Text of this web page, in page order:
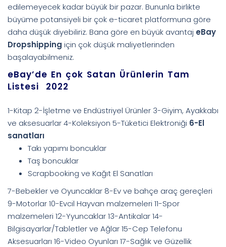
edilemeyecek kadar büyük bir pazar. Bununla birlikte
büyüme potansiyeli bir çok e-ticaret platformuna göre
daha düşük diyebiliriz. Bana göre en büyük avantaj eBay
Dropshipping için çok düşük maliyetlerinden
başalayabilmeniz.
eBay’de En çok Satan Ürünlerin Tam
Listesi 2022
1-Kitap 2-İşletme ve Endüstriyel Ürünler 3-Giyim, Ayakkabı
ve aksesuarlar 4-Koleksiyon 5-Tüketici Elektroniği 6-El
sanatları
Takı yapımı boncuklar
Taş boncuklar
Scrapbooking ve Kağıt El Sanatları
7-Bebekler ve Oyuncaklar 8-Ev ve bahçe araç gereçleri
9-Motorlar 10-Evcil Hayvan malzemeleri 11-Spor
malzemeleri 12-Yyuncaklar 13-Antikalar 14-
Bilgisayarlar/Tabletler ve Ağlar 15-Cep Telefonu
Aksesuarları 16-Video Oyunları 17-Sağlık ve Güzellik